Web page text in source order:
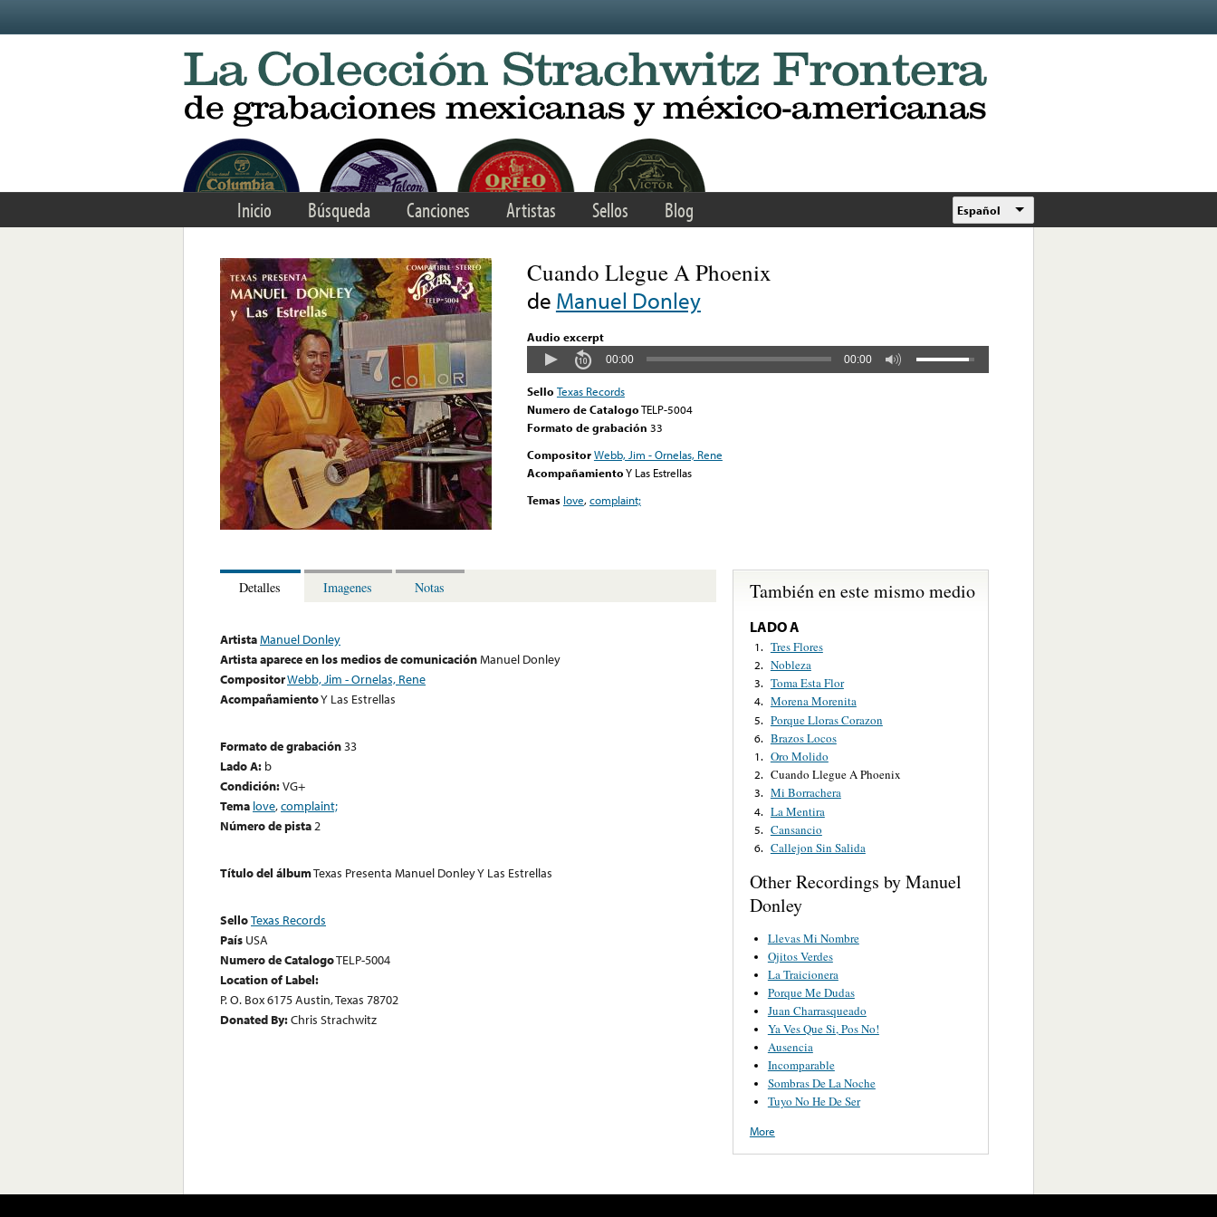
Inicio Búsqueda Canciones Artistas Sellos Blog Español
Cuando Llegue A Phoenix
de Manuel Donley
Audio excerpt
00:00 00:00
Sello Texas Records
Numero de CatalogoTELP-5004
Formato de grabación 33
CompositorWebb, Jim - Ornelas, Rene
AcompañamientoY Las Estrellas
Temas love,complaint;
Detalles Imagenes Notas
ArtistaManuel Donley
Artista aparece en los medios de comunicaciónManuel Donley
CompositorWebb, Jim - Ornelas, Rene
AcompañamientoY Las Estrellas
Formato de grabación33
Lado A: b
Condición:VG+
Tema love,complaint;
Número de pista2
Título del álbumTexas Presenta Manuel Donley Y Las Estrellas
SelloTexas Records
País USA
Numero de CatalogoTELP-5004
Location of Label:
P. O. Box 6175 Austin, Texas 78702
Donated By:Chris Strachwitz
También en este mismo medio
LADO A
1. Tres Flores
2. Nobleza
3. Toma Esta Flor
4. Morena Morenita
5. Porque Lloras Corazon
6. Brazos Locos
1. Oro Molido
2. Cuando Llegue A Phoenix
3. Mi Borrachera
4. La Mentira
5. Cansancio
6. Callejon Sin Salida
Other Recordings by Manuel
Donley
Llevas Mi Nombre
Ojitos Verdes
La Traicionera
Porque Me Dudas
Juan Charrasqueado
Ya Ves Que Si, Pos No!
Ausencia
Incomparable
Sombras De La Noche
Tuyo No He De Ser
More